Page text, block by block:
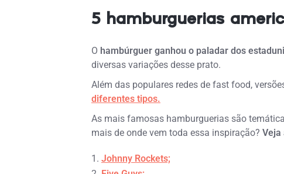
5 hamburguerias
O hambúrguer ganhou o paladar dos
diversas variações desse prato.
Além das populares redes de fast food,
diferentes tipos.
As mais famosas hamburguerias são
mais de onde vem toda essa inspiração? Veja
Johnny Rockets;